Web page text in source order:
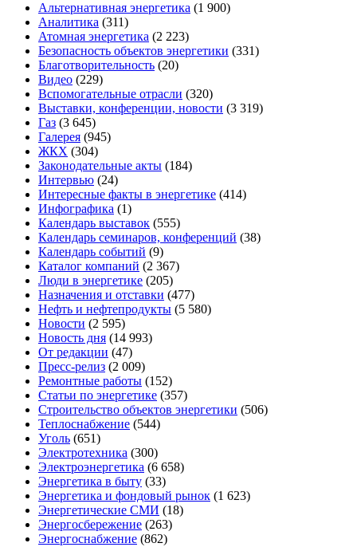
Альтернативная энергетика (1 900)
Аналитика (311)
Атомная энергетика (2 223)
Безопасность объектов энергетики (331)
Благотворительность (20)
Видео (229)
Вспомогательные отрасли (320)
Выставки, конференции, новости (3 319)
Газ (3 645)
Галерея (945)
ЖКХ (304)
Законодательные акты (184)
Интервью (24)
Интересные факты в энергетике (414)
Инфографика (1)
Календарь выставок (555)
Календарь семинаров, конференций (38)
Календарь событий (9)
Каталог компаний (2 367)
Люди в энергетике (205)
Назначения и отставки (477)
Нефть и нефтепродукты (5 580)
Новости (2 595)
Новость дня (14 993)
От редакции (47)
Пресс-релиз (2 009)
Ремонтные работы (152)
Статьи по энергетике (357)
Строительство объектов энергетики (506)
Теплоснабжение (544)
Уголь (651)
Электротехника (300)
Электроэнергетика (6 658)
Энергетика в быту (33)
Энергетика и фондовый рынок (1 623)
Энергетические СМИ (18)
Энергосбережение (263)
Энергоснабжение (862)